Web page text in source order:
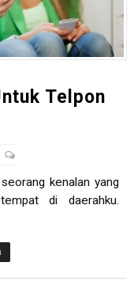
Telpon
kenalan yang
di daerahku.